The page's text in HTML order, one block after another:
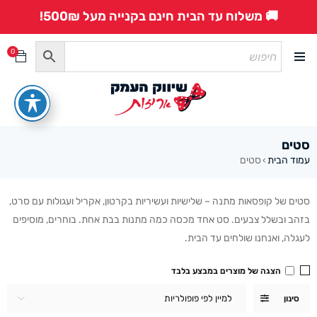
🚚 משלוח עד הבית חינם בקנייה מעל 500₪!
0
סטים
עמוד הבית › סטים
סטים של קופסאות מתנה – שלישיות ועשיריות בקרטון, אקריל ועגולות עם סרט,
בזהב ובשלל צבעים. סט אחד מכסה כמה מתנות בבת אחת. בוחרים, מוסיפים
לעגלה, ואנחנו שולחים עד הבית.
סינון למיין לפי פופולריות
הצגה של מוצרים במבצע בלבד